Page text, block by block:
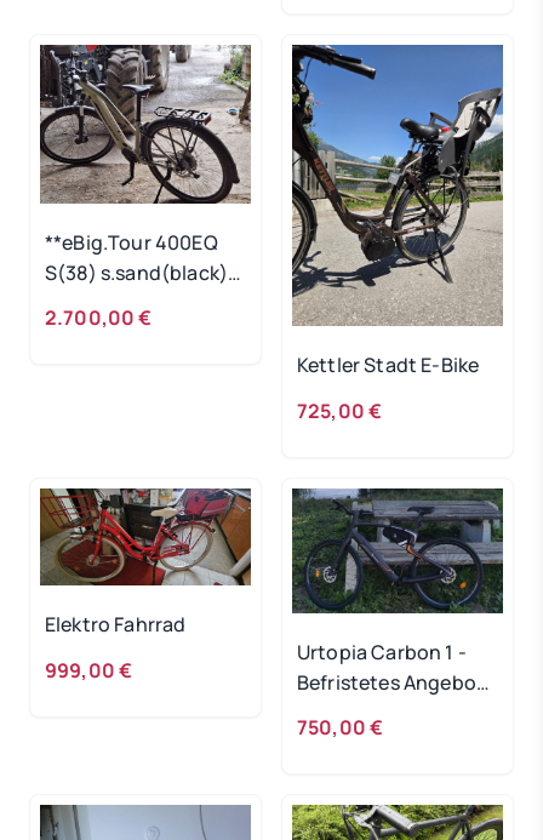
**eBig.Tour 400EQ
S(38) s.sand(black)
2.700,00 €
Kettler Stadt E-Bike
725,00 €
Elektro Fahrrad
999,00 €
Urtopia Carbon 1 -
Befristetes Angebot
750,00 €